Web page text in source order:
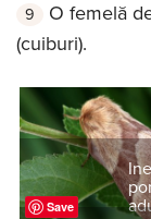
O femelă
(cuiburi).
Save